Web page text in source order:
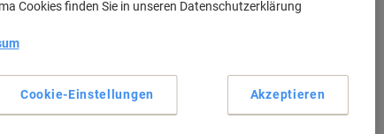
Extra breite Spitze mit 1,4 mm Strichstärke
Cookies finden Sie in unseren Datenschutzerklärung
Cookie-Einstellungen Akzeptieren